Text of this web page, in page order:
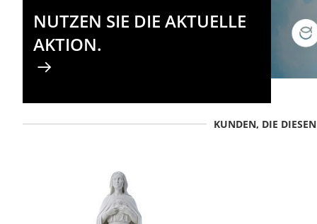
NUTZEN SIE DIE AKTUELLE
AKTION.
KUNDEN, DIE